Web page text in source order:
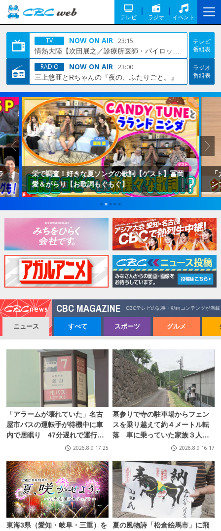
テレビ ラジオ イベント
TV NOW ON AIR 23:15
テレビ
番組表
RADIO NOW ON AIR 23:00
三上悠亜とRちゃんの『夜の、ふたりごと。』
ラジオ
番組表
好きな夏ソングの歌詞【ゲスト】冨岡
【お歌詞もぐもぐ】
「カバンに入れてお
ンコートが大人気！
利グッズを紹介
ニュース
CBC MAGAZINE CBCテレビの記事・動画コンテンツが満載
すべて スポーツ グルメ
「アラームが壊れていた」名古
屋市バスの運転手が待機中に車
内で居眠り 47分遅れで運行
2026.8.9 17:25
墓参りで寺の駐車場からフェン
スを乗り越えて約４メートル転
落 車に乗っていた家族３人け
2026.8.9 16:17
東海3県（愛知・岐阜・三重）を
夏の風物詩「松倉絵馬市」に飛